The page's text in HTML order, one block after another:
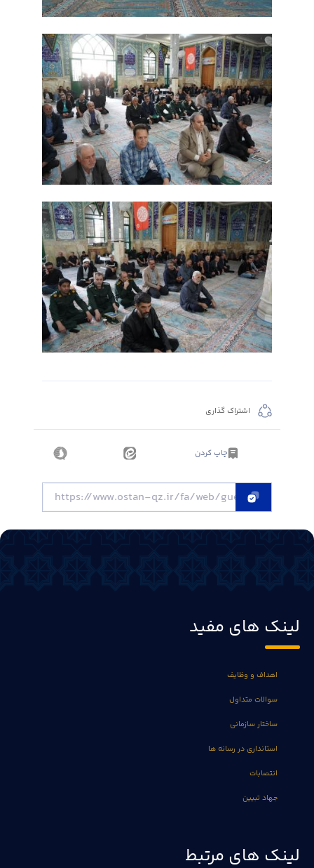
اشتراک گذاری
چاپ کردن
لینک های مفید
اهداف و وظایف
سوالات متداول
ساختار سازمانی
استانداری در رسانه ها
انتصابات
جهاد تبیین
لینک های مرتبط